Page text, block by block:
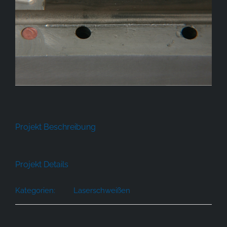
Projekt Beschreibung
Projekt Details
Kategorien: Laserschweißen